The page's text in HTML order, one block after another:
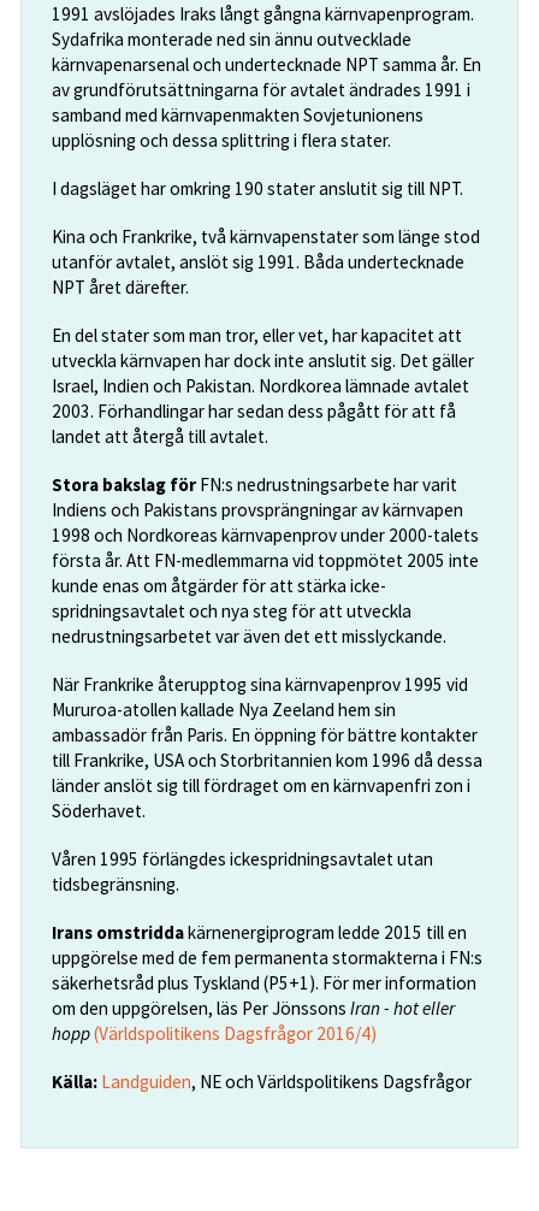
1991 avslöjades Iraks långt gångna kärnvapenprogram.
Sydafrika monterade ned sin ännu outvecklade
kärnvapenarsenal och undertecknade NPT samma år. En
av grundförutsättningarna för avtalet ändrades 1991 i
samband med kärnvapenmakten Sovjetunionens
upplösning och dessa splittring i flera stater.
I dagsläget har omkring 190 stater anslutit sig till NPT.
Kina och Frankrike, två kärnvapenstater som länge stod
utanför avtalet, anslöt sig 1991. Båda undertecknade
NPT året därefter.
En del stater som man tror, eller vet, har kapacitet att
utveckla kärnvapen har dock inte anslutit sig. Det gäller
Israel, Indien och Pakistan. Nordkorea lämnade avtalet
2003. Förhandlingar har sedan dess pågått för att få
landet att återgå till avtalet.
Stora bakslag förFN:s nedrustningsarbete har varit
Indiens och Pakistans provsprängningar av kärnvapen
1998 och Nordkoreas kärnvapenprov under 2000-talets
första år. Att FN-medlemmarna vid toppmötet 2005 inte
kunde enas om åtgärder för att stärka icke-
spridningsavtalet och nya steg för att utveckla
nedrustningsarbetet var även det ett misslyckande.
När Frankrike återupptog sina kärnvapenprov 1995 vid
Mururoa-atollen kallade Nya Zeeland hem sin
ambassadör från Paris. En öppning för bättre kontakter
till Frankrike, USA och Storbritannien kom 1996 då dessa
länder anslöt sig till fördraget om en kärnvapenfri zon i
Söderhavet.
Våren 1995 förlängdes ickespridningsavtalet utan
tidsbegränsning.
Irans omstriddakärnenergiprogram ledde 2015 till en
uppgörelse med de fem permanenta stormakterna i FN:s
säkerhetsråd plus Tyskland (P5+1). För mer information
om den uppgörelsen, läs Per Jönssons Iran - hot eller
hopp(Världspolitikens Dagsfrågor 2016/4)
Källa: Landguiden, NE och Världspolitikens Dagsfrågor